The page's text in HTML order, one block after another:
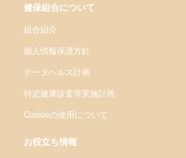
健保組合について
組合紹介
個人情報保護方針
データヘルス計画
特定健康診査等実施計画
Cookieの使用について
お役立ち情報